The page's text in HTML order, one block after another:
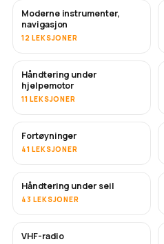
Moderne instrumenter,
navigasjon
12 LEKSJONER
Håndtering under
hjelpemotor
11 LEKSJONER
Fortøyninger
41 LEKSJONER
Håndtering under seil
43 LEKSJONER
VHF-radio